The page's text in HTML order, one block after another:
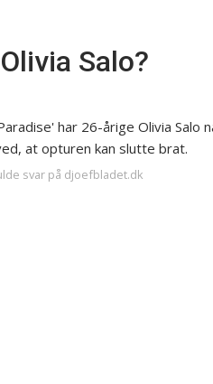
Salo?
har 26-årige Olivia Salo
at opturen kan slutte brat.
svar på djoefbladet.dk